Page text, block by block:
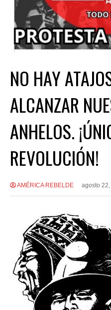
NO HAY
ALCANZAR
ANHELOS.
REVOLUCIÓN!
AMÉRICA REBELDE agosto